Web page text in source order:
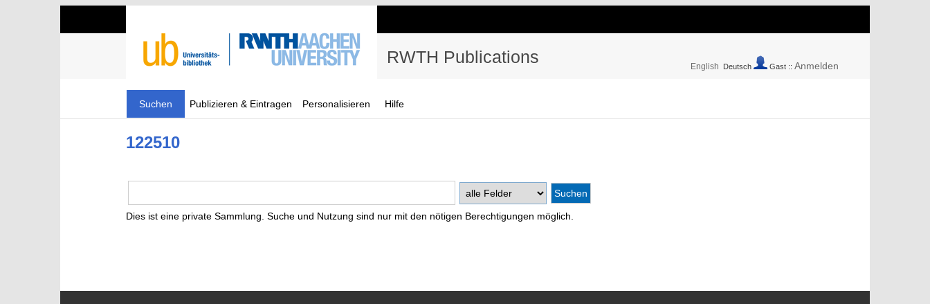
RWTH Publications English Deutsch Gast :: Anmelden
Suchen Publizieren & Eintragen Personalisieren Hilfe
122510
Dies ist eine private Sammlung. Suche und Nutzung sind nur mit den nötigen Berechtigungen möglich.